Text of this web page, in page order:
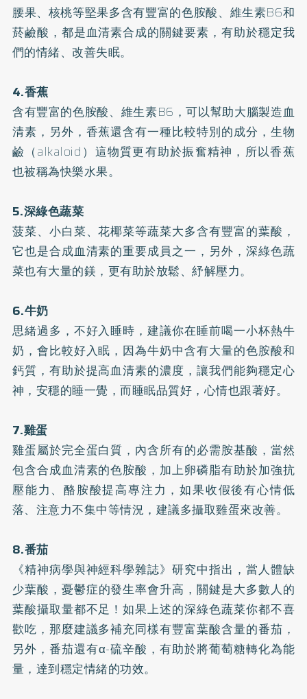
腰果、核桃等堅果多含有豐富的色胺酸、維生素B6和
菸鹼酸，都是血清素合成的關鍵要素，有助於穩定我
們的情緒、改善失眠。
4.香蕉
含有豐富的色胺酸、維生素B6，可以幫助大腦製造血
清素，另外，香蕉還含有一種比較特別的成分，生物
鹼（alkaloid）這物質更有助於振奮精神，所以香蕉
也被稱為快樂水果。
5.深綠色蔬菜
菠菜、小白菜、花椰菜等蔬菜大多含有豐富的葉酸 ，
它也是合成血清素的重要成員之一，另外，深綠色蔬
菜也有大量的鎂，更有助於放鬆、紓解壓力。
6.牛奶
思緒過多，不好入睡時，建議你在睡前喝一小杯熱牛
奶，會比較好入眠，因為牛奶中含有大量的色胺酸和
鈣質，有助於提高血清素的濃度，讓我們能夠穩定心
神，安穩的睡一覺，而睡眠品質好，心情也跟著好。
7.雞蛋
雞蛋屬於完全蛋白質，內含所有的必需胺基酸，當然
包含合成血清素的色胺酸，加上卵磷脂有助於加強抗
壓能力、酪胺酸提高專注力，如果收假後有心情低
落、注意力不集中等情況，建議多攝取雞蛋來改善。
8.番茄
《精神病學與神經科學雜誌》研究中指出，當人體缺
少葉酸， 憂鬱症的發生率會升高，關鍵是大多數人的
葉酸攝取量都不足！如果上述的深綠色蔬菜你都不喜
歡吃，那麼建議多補充同樣有豐富葉酸含量的番茄，
另外，番茄還有α-硫辛酸，有助於將葡萄糖轉化為能
量，達到穩定情緒的功效。